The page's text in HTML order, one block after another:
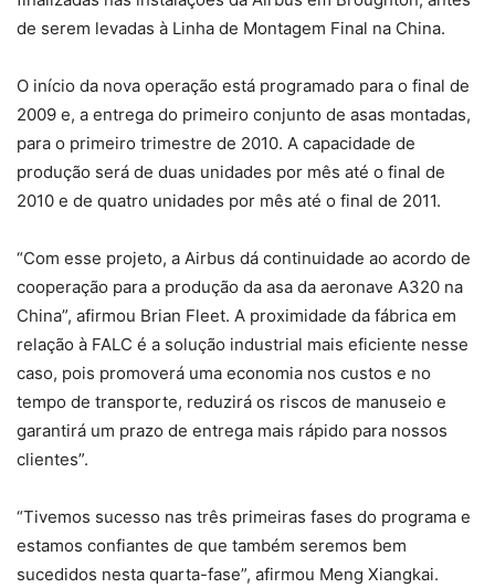
de serem levadas à Linha de Montagem Final na China.
O início da nova operação está programado para o final de
2009 e, a entrega do primeiro conjunto de asas montadas,
para o primeiro trimestre de 2010. A capacidade de
produção será de duas unidades por mês até o final de
2010 e de quatro unidades por mês até o final de 2011.
“Com esse projeto, a Airbus dá continuidade ao acordo de
cooperação para a produção da asa da aeronave A320 na
China”, afirmou Brian Fleet. A proximidade da fábrica em
relação à FALC é a solução industrial mais eficiente nesse
caso, pois promoverá uma economia nos custos e no
tempo de transporte, reduzirá os riscos de manuseio e
garantirá um prazo de entrega mais rápido para nossos
clientes”.
“Tivemos sucesso nas três primeiras fases do programa e
estamos confiantes de que também seremos bem
sucedidos nesta quarta-fase”, afirmou Meng Xiangkai.